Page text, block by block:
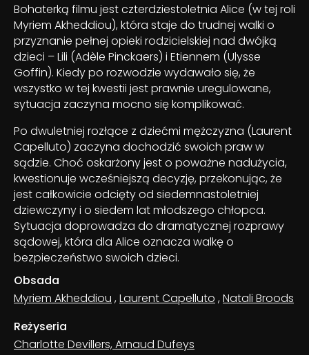
Bohaterką filmu jest czterdziestoletnia Alice (w tej roli
Myriem Akheddiou), która staje do trudnej walki o
przyznanie pełnej opieki rodzicielskiej nad dwójką
dzieci – Lili (Adèle Pinckaers) i Etiennem (Ulysse
Goffin). Kiedy po rozwodzie wydawało się, że
wszystko w tej kwestii jest prawnie uregulowane,
sytuacja zaczyna mocno się komplikować.
Po dwuletniej rozłące z dziećmi mężczyzna (Laurent
Capelluto) zaczyna dochodzić swoich praw w
sądzie. Choć oskarżony jest o poważne nadużycia,
kwestionuje wcześniejszą decyzję, przekonując, że
jest całkowicie odcięty od siedemnastoletniej
dziewczyny i o siedem lat młodszego chłopca.
Sytuacja doprowadza do dramatycznej rozprawy
sądowej, która dla Alice oznacza walkę o
bezpieczeństwo swoich dzieci.
Obsada
Myriem Akheddiou ,Laurent Capelluto ,Natali Broods
Reżyseria
Charlotte Devillers, Arnaud Dufeys